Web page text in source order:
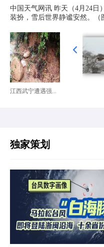
中国天气网讯 昨天（4月24日
装扮，雪后世界静谧安然。（
江西武宁遭遇强...
独家策划